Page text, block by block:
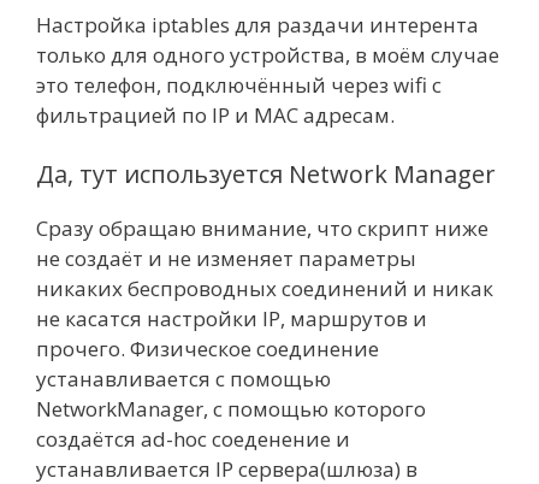
Настройка iptables для раздачи интерента
только для одного устройства, в моём случае
это телефон, подключённый через wifi с
фильтрацией по IP и MAC адресам.
Да, тут используется Network Manager
Сразу обращаю внимание, что скрипт ниже
не создаёт и не изменяет параметры
никаких беспроводных соединений и никак
не касатся настройки IP, маршрутов и
прочего. Физическое соединение
устанавливается с помощью
NetworkManager, с помощью которого
создаётся ad-hoc соеденение и
устанавливается IP сервера(шлюза) в